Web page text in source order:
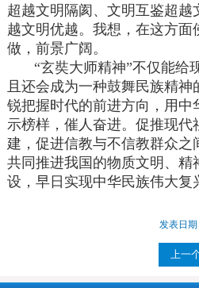
超越文明隔阂、文明互鉴超越
越文明优越。我想，在这方面
做，前景广阔。
“玄奘大师精神”不仅能给
且还会成为一种鼓舞民族精
锐把握时代的前进方向，用中
示榜样，催人奋进。促推现代
建，促进信教与不信教群众之
共同推进我国的物质文明、精
设，早日实现中华民族伟大复
发表日期
上一